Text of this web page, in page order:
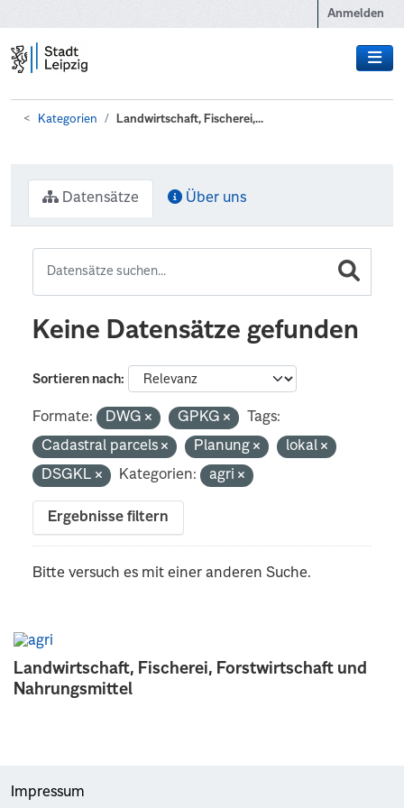
Anmelden
Kategorien Landwirtschaft, Fischerei,...
Landwirtschaft, Fischerei, Forstwirtschaft und
Nahrungsmittel
Datensätze Über uns
Keine Datensätze gefunden
Sortieren nach
Formate: DWG GPKG
Tags:
Cadastral parcels
Planung
lokal
DSGKL
Kategorien: agri
Ergebnisse filtern
Bitte versuch es mit einer anderen Suche.
Impressum